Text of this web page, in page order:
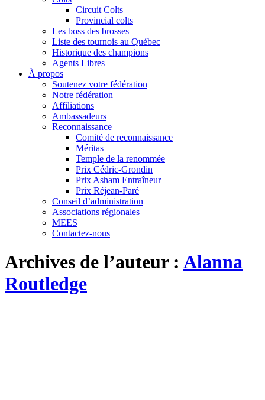
Circuit Colts
Provincial colts
Les boss des brosses
Liste des tournois au Québec
Historique des champions
Agents Libres
À propos
Soutenez votre fédération
Notre fédération
Affiliations
Ambassadeurs
Reconnaissance
Comité de reconnaissance
Méritas
Temple de la renommée
Prix Cédric-Grondin
Prix Asham Entraîneur
Prix Réjean-Paré
Conseil d’administration
Associations régionales
MEES
Contactez-nous
Archives de l’auteur : Alanna
Routledge